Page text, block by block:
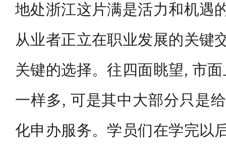
地处浙江这片满是活力和机遇
从业者正立在职业发展的关键
关键的选择。往四面眺望, 市
一样多, 可是其中大部分只是
化申办服务。学员们在学完以